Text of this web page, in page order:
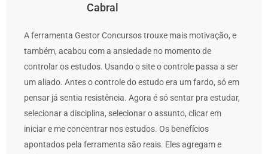
Cabral
A ferramenta Gestor Concursos trouxe mais motivação, e
também, acabou com a ansiedade no momento de
controlar os estudos. Usando o site o controle passa a ser
um aliado. Antes o controle do estudo era um fardo, só em
pensar já sentia resistência. Agora é só sentar pra estudar,
selecionar a disciplina, selecionar o assunto, clicar em
iniciar e me concentrar nos estudos. Os benefícios
apontados pela ferramenta são reais. Eles agregam e